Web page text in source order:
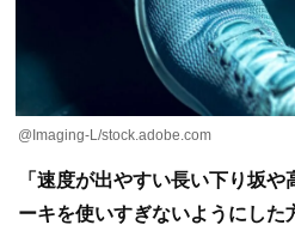
@Imaging-L/stock.adobe.com
「速度が出やすい長い下り坂
ーキを使いすぎないようにした